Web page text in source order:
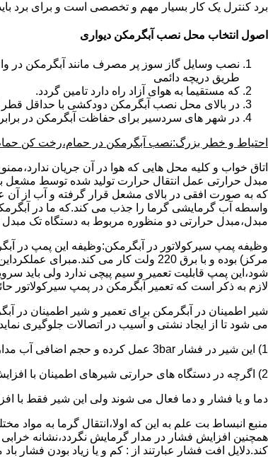
برد کنترل یک کار بسیار مهم و تخصصی است و برای برد
اصول انتخاب محل نصب آبگرمکن دیواری
طریق دریچه دائمی
که مستقیما به هوای آزاد راه دارد تامین گردد.
در بالای محل نصب آبگرمکن دودکشی با حداقل قطر 150 میلیمتر تعبیه شده باشد.
در شهر های سردسیر برای حفاظت آبگرمکن در
احتیاط و خطر بزرگ:نصب آبگرمکن در حمام،رخت کن
اتاق خواب و کلیه محل هایی که هوا در آن جریان
مبدل حرارتی عمل انتقال حرارت تولید شده توسط
که به صورت افقی در بالای مشعل قرار گرفته و آب از
واسطه آب گرمایشی گرما را جذب می کند.که ما در
مبدل،مبدل حرارتی دو منظوره مربوط به دستگاه تک
وظیفه پمپ سیرکولاتور در آبگرمکن:وظیفه این پمپ در
مرکز) بوده و با برق 220 ولت کار
شود،این پمپ قابلیت تعمیر و سیم پیچی ندارد ولی باید
لازم به ذکر است که تعمیر آبگرمکن در پمپ سیرکولاتور
شیر اطمینان در آبگرمکن برای تعمیر و شیر اطمینان در
می شود تا از ایجاد نشتی و آسیب در اتصالات جلوگیری
1) این شیر در فشار 3bar عمل کرده و حجم اضافی آب مدار گرمایش را تخلیه می کند.
2) اگرچه در دستگاه های حرارتی شیرهای اطمینان با افزایش فشار،
دما و یا فشار و دما فعال می شوند ولی این شیر فقط با
منبع انبساط بت علم به این که اولا،انتقال گرما به
همچنین افزایش فشار در مدار گرمایش نگردد،نشانه
کند.دلایل افت فشار عبارتند از : کم و یا زیاد بودن فشار